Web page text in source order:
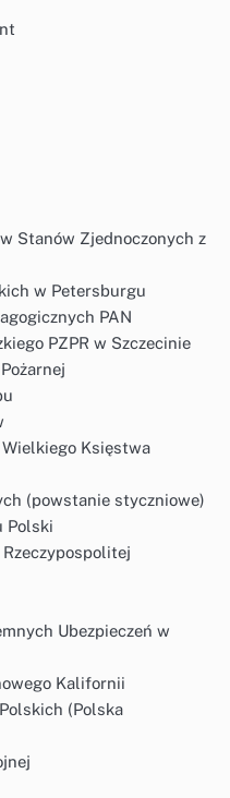
Stanów Zjednoczonych z
w Petersburgu
PAN
PZPR w Szczecinie
Księstwa
(powstanie styczniowe)
Polski
Ubezpieczeń w
Kalifornii
(Polska